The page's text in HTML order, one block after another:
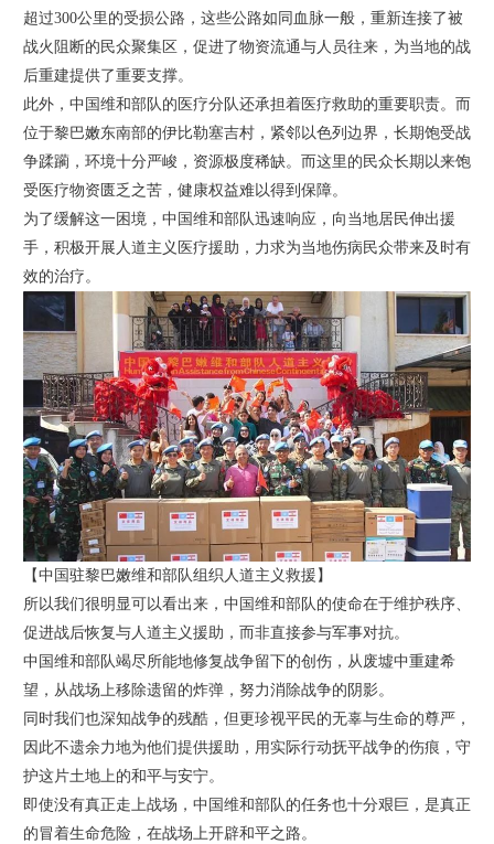
超过300公里的受损公路，这些公路如同血脉一般，重新连接了被
战火阻断的民众聚集区，促进了物资流通与人员往来，为当地的战
后重建提供了重要支撑。
此外，中国维和部队的医疗分队还承担着医疗救助的重要职责。而
位于黎巴嫩东南部的伊比勒塞吉村，紧邻以色列边界，长期饱受战
争蹂躏，环境十分严峻，资源极度稀缺。而这里的民众长期以来饱
受医疗物资匮乏之苦，健康权益难以得到保障。
为了缓解这一困境，中国维和部队迅速响应，向当地居民伸出援
手，积极开展人道主义医疗援助，力求为当地伤病民众带来及时有
效的治疗。
【中国驻黎巴嫩维和部队组织人道主义救援】
所以我们很明显可以看出来，中国维和部队的使命在于维护秩序、
促进战后恢复与人道主义援助，而非直接参与军事对抗。
中国维和部队竭尽所能地修复战争留下的创伤，从废墟中重建希
望，从战场上移除遗留的炸弹，努力消除战争的阴影。
同时我们也深知战争的残酷，但更珍视平民的无辜与生命的尊严，
因此不遗余力地为他们提供援助，用实际行动抚平战争的伤痕，守
护这片土地上的和平与安宁。
即使没有真正走上战场，中国维和部队的任务也十分艰巨，是真正
的冒着生命危险，在战场上开辟和平之路。